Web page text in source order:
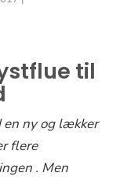
til
en ny og lækker
flere
. Men